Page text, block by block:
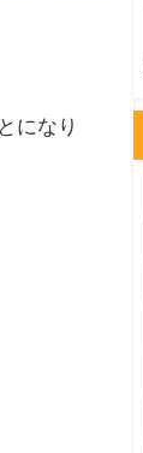
になり